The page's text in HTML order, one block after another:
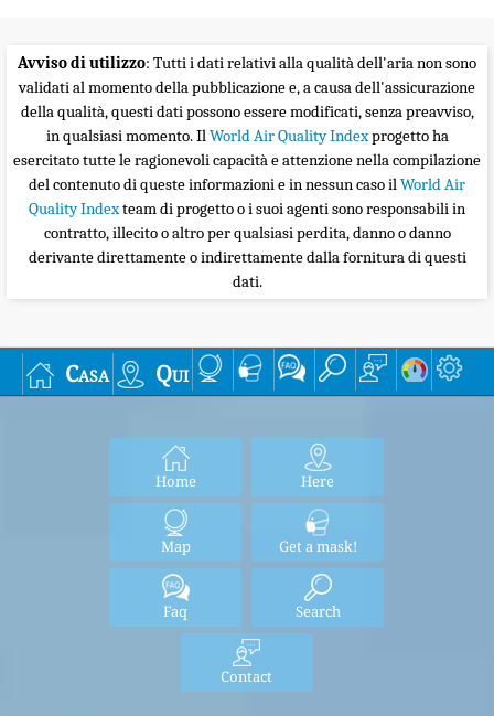
Avviso di utilizzo: Tutti i dati relativi alla qualità dell'aria non sono
validati al momento della pubblicazione e, a causa dell'assicurazione
della qualità, questi dati possono essere modificati, senza preavviso,
in qualsiasi momento. IlWorld Air Quality Indexprogetto ha
esercitato tutte le ragionevoli capacità e attenzione nella compilazione
del contenuto di queste informazioni e in nessun caso ilWorld Air
Quality Indexteam di progetto o i suoi agenti sono responsabili in
contratto, illecito o altro per qualsiasi perdita, danno o danno
derivante direttamente o indirettamente dalla fornitura di questi
dati.
Casa Qui
Home Here
Map Get a mask!
Faq Search
Contact